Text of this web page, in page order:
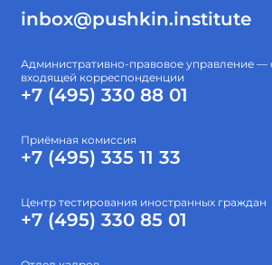
inbox@pushkin.institute
Административно-правовое управление —
входящей корреспонденции
+7 (495) 330 88 01
Приёмная комиссия
+7 (495) 335 11 33
Центр тестирования иностранных граждан
+7 (495) 330 85 01